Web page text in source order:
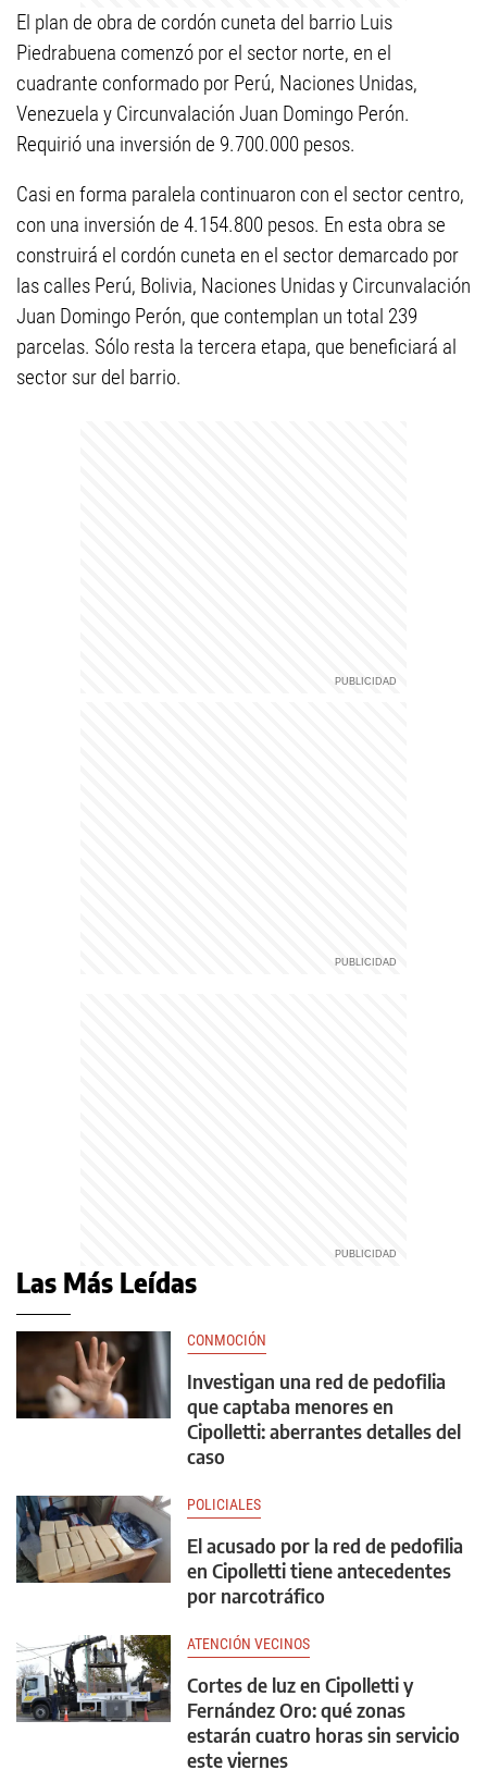
El plan de obra de cordón cuneta del barrio Luis
Piedrabuena comenzó por el sector norte, en el
cuadrante conformado por Perú, Naciones Unidas,
Venezuela y Circunvalación Juan Domingo Perón.
Requirió una inversión de 9.700.000 pesos.
Casi en forma paralela continuaron con el sector centro,
con una inversión de 4.154.800 pesos. En esta obra se
construirá el cordón cuneta en el sector demarcado por
las calles Perú, Bolivia, Naciones Unidas y Circunvalación
Juan Domingo Perón, que contemplan un total 239
parcelas. Sólo resta la tercera etapa, que beneficiará al
sector sur del barrio.
Las Más Leídas
CONMOCIÓN
Investigan una red de pedofilia
que captaba menores en
Cipolletti: aberrantes detalles del
caso
POLICIALES
El acusado por la red de pedofilia
en Cipolletti tiene antecedentes
por narcotráfico
ATENCIÓN VECINOS
Cortes de luz en Cipolletti y
Fernández Oro: qué zonas
estarán cuatro horas sin servicio
este viernes